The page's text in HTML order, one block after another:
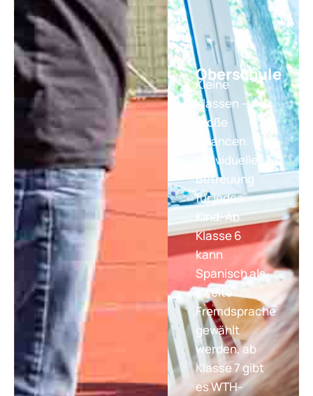
Oberschule
Kleine
Klassen –
große
Chancen:
Individuelle
Betreuung
für jedes
Kind. Ab
Klasse 6
kann
Spanisch als
zweite
Fremdsprache
gewählt
werden, ab
Klasse 7 gibt
es WTH-